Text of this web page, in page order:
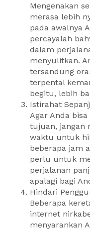
Mengenakan
merasa lebih
pada awalnya
percayalah
dalam
menyulitkan.
tersandung
terpental
begitu, lebih
Istirahat
Agar Anda
tujuan, jangan
waktu untuk
beberapa jam
perlu untuk
perjalanan
apalagi bagi
Hindari
Beberapa
internet
menyarankan